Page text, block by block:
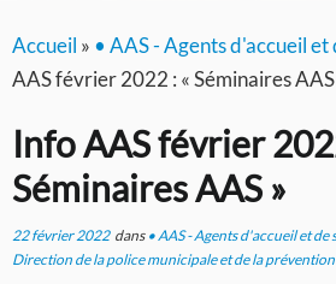
Accueil » • AAS - Agents d'accueil
AAS février 2022 : « Séminaires AAS
Info AAS février
Séminaires AAS »
22 février 2022dans • AAS - Agents d'accueil et
Direction de la police municipale et de la prévention